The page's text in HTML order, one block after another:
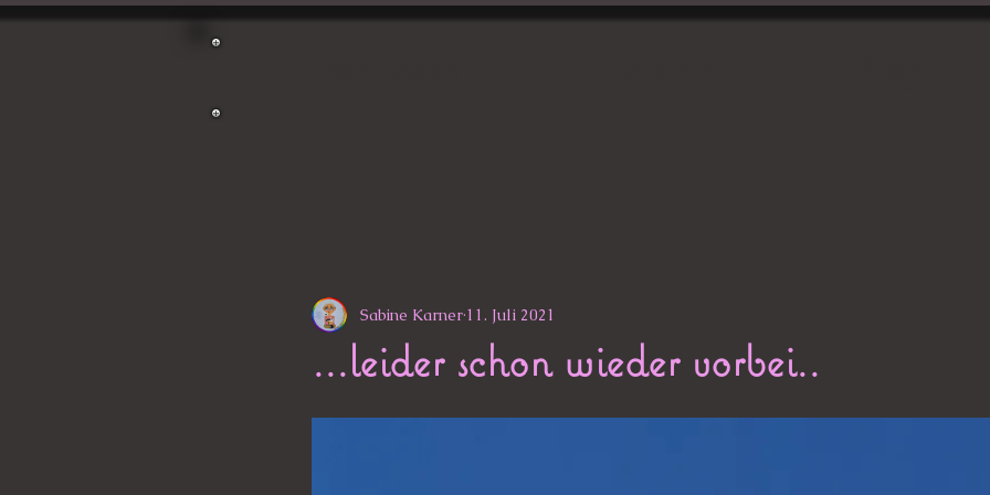
...leider schon wieder vorbei..
Sabine Karner 11. Juli 2021